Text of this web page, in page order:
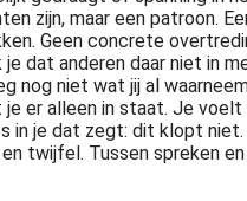
zijn, maar een patroon.
Geen concrete
dat anderen daar niet in
nog niet wat jij al
er alleen in staat. Je
in je dat zegt: dit klopt niet.
twijfel. Tussen spreken